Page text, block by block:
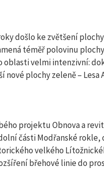
došlo ke zvětšení
téměř polovinu
oblasti velmi intenzivní:
nové plochy zeleně –
projektu Obnova a
části Modřanské
velkého
břehové linie do